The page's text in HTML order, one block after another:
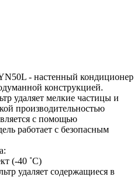
- настенный кондиционер
конструкцией.
удаляет мелкие частицы и
производительностью
с помощью
работает с безопасным
(-40 ˚С)
удаляет содержащиеся в